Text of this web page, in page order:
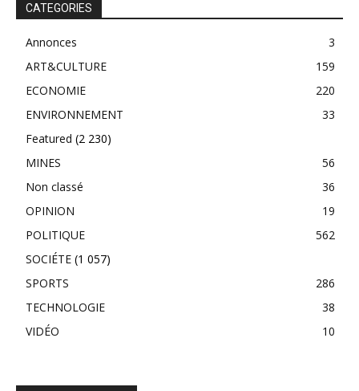
CATEGORIES
Annonces
3
ART&CULTURE
159
ECONOMIE
220
ENVIRONNEMENT
33
Featured (2 230)
MINES
56
Non classé
36
OPINION
19
POLITIQUE
562
SOCIÉTE (1 057)
SPORTS
286
TECHNOLOGIE
38
VIDÉO
10